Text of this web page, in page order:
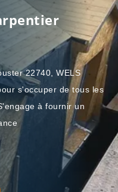
22740, WELS
s'occuper de tous les
à fournir un